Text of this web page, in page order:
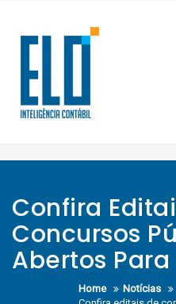
content
Confira
Concursos
Abertos
Home
Notícias